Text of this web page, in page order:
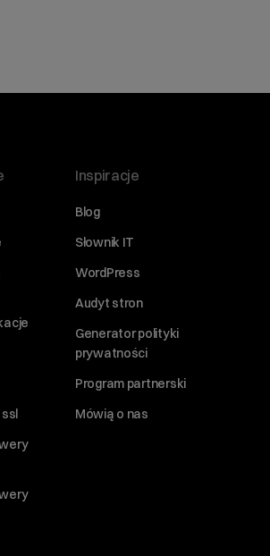
ssl
Inspiracje
Blog
Słownik IT
WordPress
Audyt stron
Generator polityki
prywatności
Program partnerski
Mówią o nas